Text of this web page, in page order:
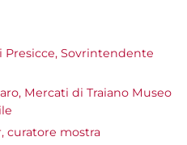
Sovrintendente
Mercati di Traiano Museo
curatore mostra